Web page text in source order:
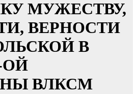
МУЖЕСТВУ,
ВЕРНОСТИ
В
ОЙ
ВЛКСМ